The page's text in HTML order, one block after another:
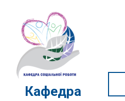
вмісту
(натисніть
Enter)
Кафедра